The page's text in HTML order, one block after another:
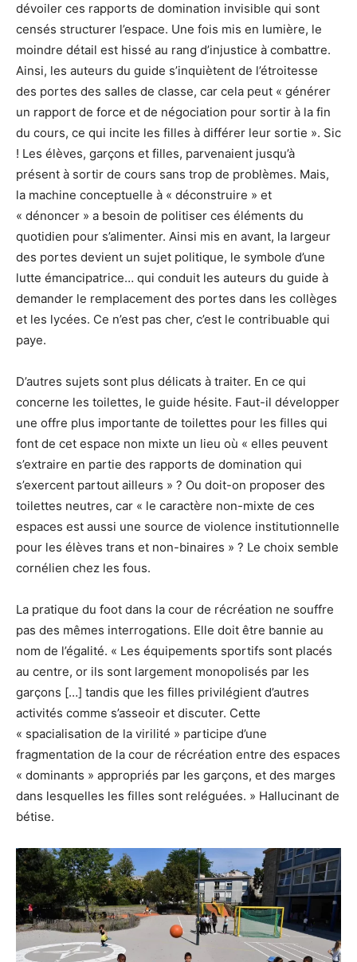
dévoiler ces rapports de domination invisible qui sont
censés structurer l’espace. Une fois mis en lumière, le
moindre détail est hissé au rang d’injustice à combattre.
Ainsi, les auteurs du guide s’inquiètent de l’étroitesse
des portes des salles de classe, car cela peut « générer
un rapport de force et de négociation pour sortir à la fin
du cours, ce qui incite les filles à différer leur sortie ». Sic
! Les élèves, garçons et filles, parvenaient jusqu’à
présent à sortir de cours sans trop de problèmes. Mais,
la machine conceptuelle à « déconstruire » et
« dénoncer » a besoin de politiser ces éléments du
quotidien pour s’alimenter. Ainsi mis en avant, la largeur
des portes devient un sujet politique, le symbole d’une
lutte émancipatrice… qui conduit les auteurs du guide à
demander le remplacement des portes dans les collèges
et les lycées. Ce n’est pas cher, c’est le contribuable qui
paye.
D’autres sujets sont plus délicats à traiter. En ce qui
concerne les toilettes, le guide hésite. Faut-il développer
une offre plus importante de toilettes pour les filles qui
font de cet espace non mixte un lieu où « elles peuvent
s’extraire en partie des rapports de domination qui
s’exercent partout ailleurs » ? Ou doit-on proposer des
toilettes neutres, car « le caractère non-mixte de ces
espaces est aussi une source de violence institutionnelle
pour les élèves trans et non-binaires » ? Le choix semble
cornélien chez les fous.
La pratique du foot dans la cour de récréation ne souffre
pas des mêmes interrogations. Elle doit être bannie au
nom de l’égalité. « Les équipements sportifs sont placés
au centre, or ils sont largement monopolisés par les
garçons […] tandis que les filles privilégient d’autres
activités comme s’asseoir et discuter. Cette
« spacialisation de la virilité » participe d’une
fragmentation de la cour de récréation entre des espaces
« dominants » appropriés par les garçons, et des marges
dans lesquelles les filles sont reléguées. » Hallucinant de
bétise.